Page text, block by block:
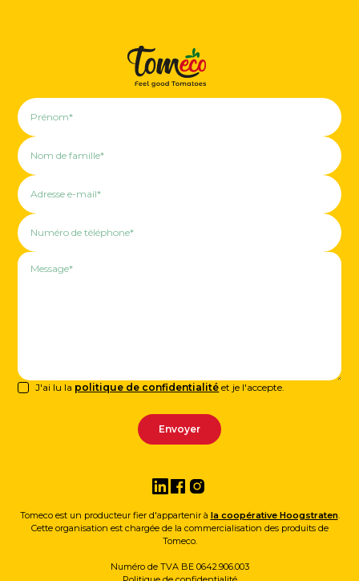
J'ai lu la politique de confidentialité et je l'accepte.
Tomeco est un producteur fier d'appartenir à la coopérative Hoogstraten.
Cette organisation est chargée de la commercialisation des produits de
Tomeco.
Numéro de TVA BE 0642.906.003